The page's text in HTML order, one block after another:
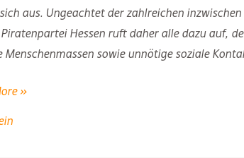
aus. Ungeachtet der zahlreichen
Hessen ruft daher alle dazu auf,
Menschenmassen sowie unnötige soziale
»